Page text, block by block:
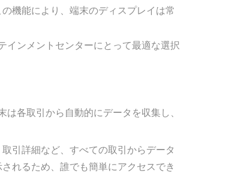
機能により、端末のディスプレイは常
ンメントセンターにとって最適な選択
各取引から自動的にデータを収集し、
引詳細など、すべての取引からデータ
れるため、誰でも簡単にアクセスでき